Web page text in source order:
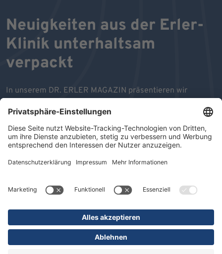
Neuigkeiten aus der Erler-
Klinik unterhaltsam
verpackt
In unserem DR. ERLER MAGAZIN präsentieren wir
unseren Einrichtungen. Einen schnellen und aktuellen
Überblick über unsere Struktur- und Leistungsdaten
erhalten Sie im Beileger "KOMPAKT".
Wir wünschen Ihnen viel Freude beim Durchblättern und